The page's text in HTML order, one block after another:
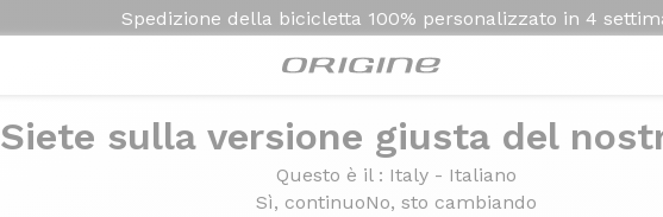
Spedizione della bicicletta 100% personalizzato in 4
Siete sulla versione giusta del
Questo è il : Italy - Italiano
Sì, continuoNo, sto cambiando